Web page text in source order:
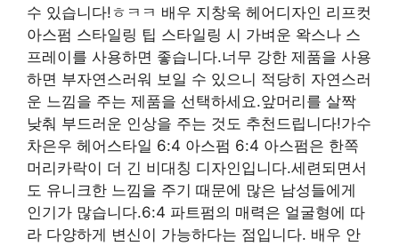
수 있습니다!ㅎㅋㅋ 배우 지창욱 헤어디자인 리프컷
아스펌 스타일링 팁 스타일링 시 가벼운 왁스나 스
프레이를 사용하면 좋습니다.너무 강한 제품을 사용
하면 부자연스러워 보일 수 있으니 적당히 자연스러
운 느낌을 주는 제품을 선택하세요.앞머리를 살짝
낮춰 부드러운 인상을 주는 것도 추천드립니다!가수
차은우 헤어스타일 6:4 아스펌 6:4 아스펌은 한쪽
머리카락이 더 긴 비대칭 디자인입니다.세련되면서
도 유니크한 느낌을 주기 때문에 많은 남성들에게
인기가 많습니다.6:4 파트펌의 매력은 얼굴형에 따
라 다양하게 변신이 가능하다는 점입니다. 배우 안